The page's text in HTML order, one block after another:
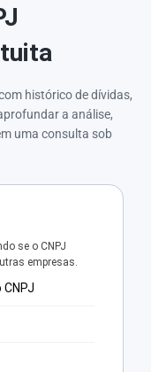
histórico de dívidas,
a análise,
uma consulta sob
se o CNPJ
empresas.